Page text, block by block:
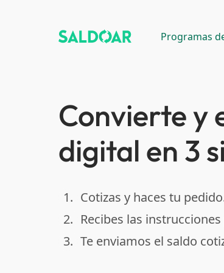
Programas
Convierte y
digital en 3
done
1. Cotizas y haces tu
done
2. Recibes las
done
3. Te enviamos el saldo